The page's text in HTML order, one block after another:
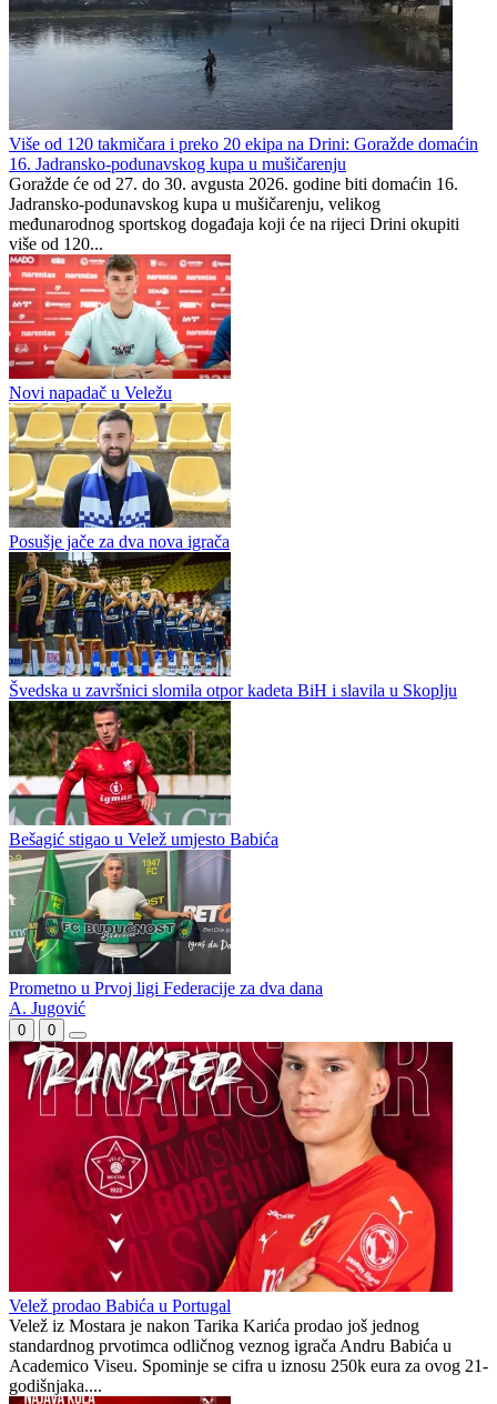
Zmajice u Mostaru počele
pripreme za Mediteranske
Zašto su Crnogorci spustili
glave prije utakmice na SP-
u u Zagrebu?
Preporučuje ContentExchange
Federacija BiH
0 0
Više od 120 takmičara i preko 20 ekipa na Drini: Goražde domaćin
16. Jadransko-podunavskog kupa u mušičarenju
Goražde će od 27. do 30. avgusta 2026. godine biti domaćin 16.
Jadransko-podunavskog kupa u mušičarenju, velikog
međunarodnog sportskog događaja koji će na rijeci Drini okupiti
više od 120...
Novi napadač u Veležu
Posušje jače za dva nova igrača
Švedska u završnici slomila otpor kadeta BiH i slavila u Skoplju
Bešagić stigao u Velež umjesto Babića
Prometno u Prvoj ligi Federacije za dva dana
A. Jugović
0 0